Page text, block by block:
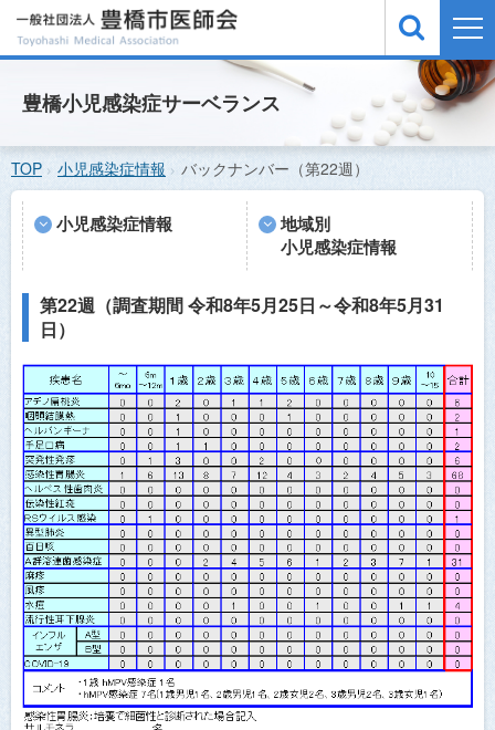
緊急医案内
休日夜間急病診療所
小児感染症情報
予防接種
医師会概要
お問い合わせ
サイトマップ
医師会員ログイン
豊橋小児感染症サーベランス
TOP 小児感染症情報 バックナンバー（第22週）
小児感染症情報
地域別
小児感染症情報
第22週（調査期間 令和8年5月25日～令和8年5月31
日）